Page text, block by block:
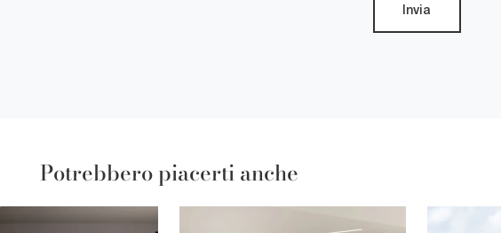
Invia
Potrebbero piacerti anche